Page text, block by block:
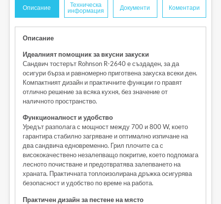
Описание
Техническа
информация
Документи Коментари
Описание
Идеалният помощник за вкусни закуски
Сандвич тостерът Rohnson R-2640 е създаден, за да
осигури бърза и равномерно приготвена закуска всеки ден.
Компактният дизайн и практичните функции го правят
отлично решение за всяка кухня, без значение от
наличното пространство.
Функционалност и удобство
Уредът разполага с мощност между 700 и 800 W, което
гарантира стабилно загряване и оптимално изпичане на
два сандвича едновременно. Грил плочите са с
висококачествено незалепващо покритие, което подпомага
лесното почистване и предотвратява залепването на
храната. Практичната топлоизолирана дръжка осигурява
безопасност и удобство по време на работа.
Практичен дизайн за пестене на място